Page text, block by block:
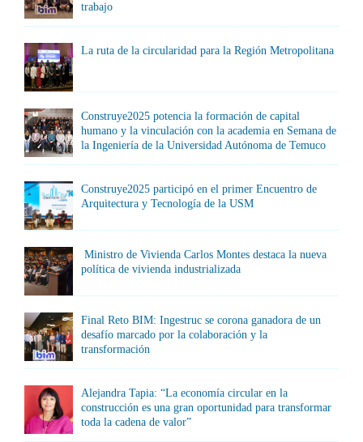
trabajo
La ruta de la circularidad para la Región Metropolitana
Construye2025 potencia la formación de capital
humano y la vinculación con la academia en Semana de
la Ingeniería de la Universidad Autónoma de Temuco
Construye2025 participó en el primer Encuentro de
Arquitectura y Tecnología de la USM
Ministro de Vivienda Carlos Montes destaca la nueva
política de vivienda industrializada
Final Reto BIM: Ingestruc se corona ganadora de un
desafío marcado por la colaboración y la
transformación
Alejandra Tapia: “La economía circular en la
construcción es una gran oportunidad para transformar
toda la cadena de valor”